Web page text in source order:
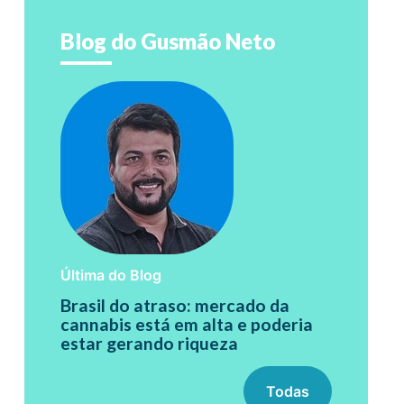
Blog do Gusmão Neto
Última do Blog
Brasil do atraso: mercado da
cannabis está em alta e poderia
estar gerando riqueza
Todas